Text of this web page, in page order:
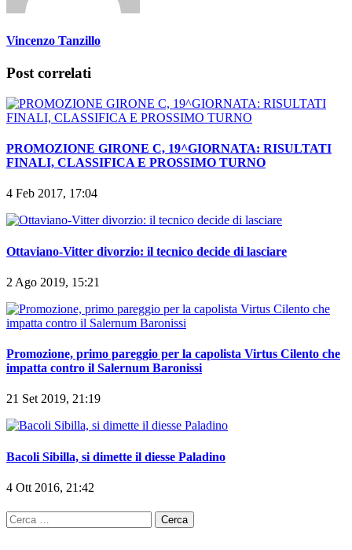
Vincenzo Tanzillo
Post correlati
PROMOZIONE GIRONE C, 19^GIORNATA: RISULTATI
FINALI, CLASSIFICA E PROSSIMO TURNO
4 Feb 2017, 17:04
Ottaviano-Vitter divorzio: il tecnico decide di lasciare
2 Ago 2019, 15:21
Promozione, primo pareggio per la capolista Virtus Cilento che
impatta contro il Salernum Baronissi
21 Set 2019, 21:19
Bacoli Sibilla, si dimette il diesse Paladino
4 Ott 2016, 21:42
Ricerca
per: